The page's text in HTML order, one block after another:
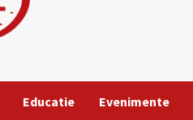
Educatie Evenimente